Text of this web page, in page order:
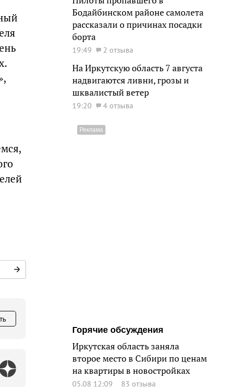
Бодайбинском районе самолета
рассказали о причинах посадки
борта
19:49 2 отзыва
На Иркутскую область 7 августа
надвигаются ливни, грозы и
шквалистый ветер
19:20 4 отзыва
Горячие обсуждения
Иркутская область заняла
второе место в Сибири по ценам
на квартиры в новостройках
05.08 12:09 83 отзыва